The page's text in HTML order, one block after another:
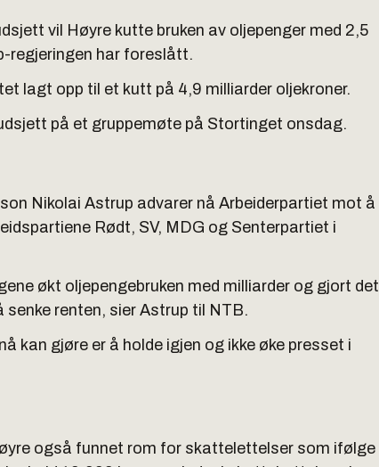
vil Høyre kutte bruken av oljepenger med 2,5
regjeringen har foreslått.
lagt opp til et kutt på 4,9 milliarder oljekroner.
på et gruppemøte på Stortinget onsdag.
Nikolai Astrup advarer nå Arbeiderpartiet mot å
Rødt, SV, MDG og Senterpartiet i
økt oljepengebruken med milliarder og gjort det
renten, sier Astrup til NTB.
kan gjøre er å holde igjen og ikke øke presset i
også funnet rom for skattelettelser som ifølge